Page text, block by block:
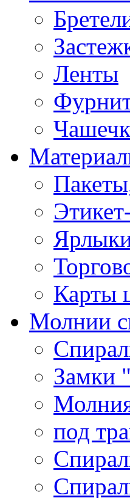
Ленты
Карты
Молнии
Замки
под